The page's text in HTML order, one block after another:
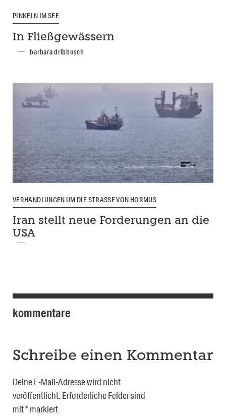
PINKELN IM SEE
In Fließgewässern
barbara dribbusch
VERHANDLUNGEN UM DIE STRASSE VON HORMUS
Iran stellt neue Forderungen an die
USA
kommentare
Schreibe einen Kommentar
Deine E-Mail-Adresse wird nicht
veröffentlicht. Erforderliche Felder sind
mit*markiert